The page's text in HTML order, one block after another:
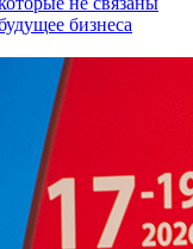
бизнеса